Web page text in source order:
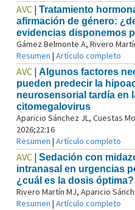
AVC | Tratamiento
afirmación de género:
evidencias disponemos
Gámez Belmonte A, Rivero
Resumen | Artículo completo
AVC | Algunos factores
pueden predecir la
neurosensorial tardía en
citomegalovirus
Aparicio Sánchez JL, Cuestas
2026;22:16
Resumen | Artículo completo
AVC | Sedación con
intranasal en urgencias
¿cuál es la dosis óptima?
Rivero Martín MJ, Aparicio
Resumen | Artículo completo